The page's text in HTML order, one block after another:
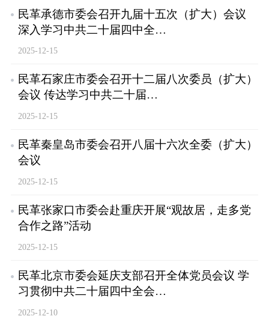
民革承德市委会召开九届十五次（扩大）会议
深入学习中共二十届四中全…
2025-12-15
民革石家庄市委会召开十二届八次委员（扩大）
会议 传达学习中共二十届…
2025-12-15
民革秦皇岛市委会召开八届十六次全委（扩大）
会议
2025-12-15
民革张家口市委会赴重庆开展“观故居，走多党
合作之路”活动
2025-12-15
民革北京市委会延庆支部召开全体党员会议 学
习贯彻中共二十届四中全会…
2025-12-10